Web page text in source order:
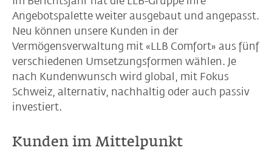
Angebotspalette weiter ausgebaut und angepasst.
Neu können unsere Kunden in der
Vermögensverwaltung mit «LLB Comfort» aus fünf
verschiedenen Umsetzungsformen wählen. Je
nach Kundenwunsch wird global, mit Fokus
Schweiz, alternativ, nachhaltig oder auch passiv
investiert.
Kunden im Mittelpunkt